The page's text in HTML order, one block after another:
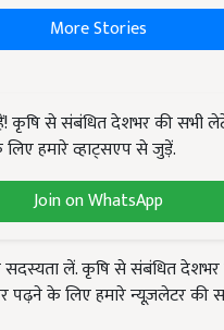
More Stories
कृषि से संबंधित देशभर की सभी
हमारे व्हाट्सएप से जुड़ें.
Join on WhatsApp
सदस्यता लें. कृषि से संबंधित
पढ़ने के लिए हमारे न्यूज़लेटर की